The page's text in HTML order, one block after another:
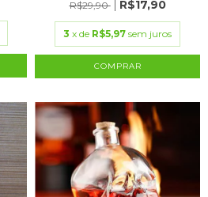
R$29,90
R$17,90
3 x de R$5,97 sem juros
COMPRAR